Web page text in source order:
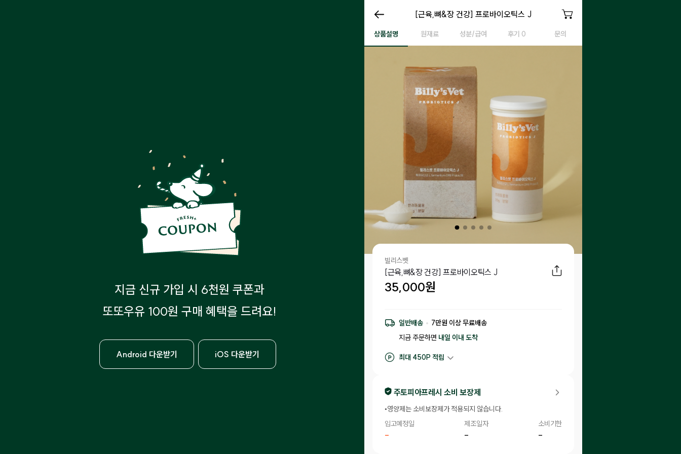
지금 신규 가입 시 6천원 쿠폰과
또또우유 100원 구매 혜택을 드려요!
Android 다운받기 iOS 다운받기
프로바이오틱스 J
[근육,뼈&장 건강] 프로바이오틱스 J
상품설명 원재료 성분/급여 후기 0 문의
프로바이오틱스 J
빌리스벳
[근육,뼈&장 건강] 프로바이오틱스 J
35,000원
일반배송 7만원 이상 무료배송
지금 주문하면 내일 이내 도착
최대 450P 적립
주토피아프레시 소비 보장제
•영양제는 소비보장제가 적용되지 않습니다.
입고예정일
-
제조일자
-
소비기한
-